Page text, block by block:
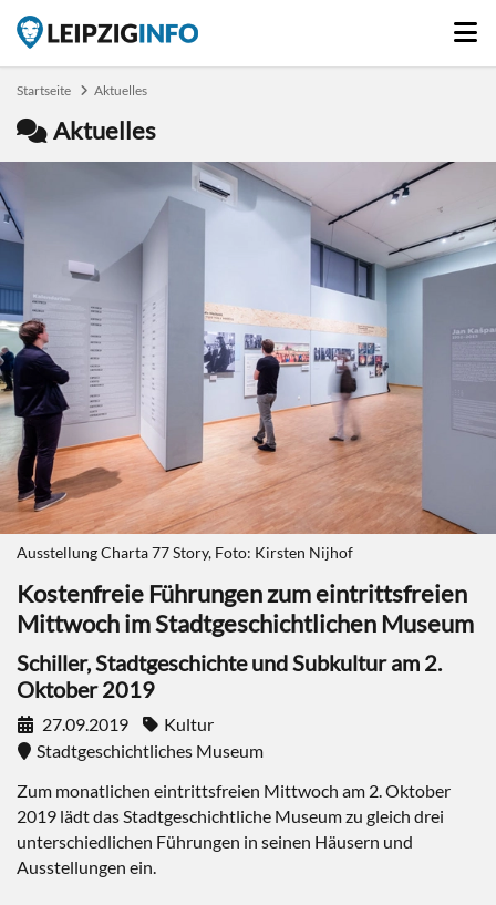
Startseite Aktuelles
Aktuelles
Ausstellung Charta 77 Story, Foto: Kirsten Nijhof
Kostenfreie Führungen zum eintrittsfreien
Mittwoch im Stadtgeschichtlichen Museum
Schiller, Stadtgeschichte und Subkultur am 2.
Oktober 2019
27.09.2019
Kultur
Stadtgeschichtliches Museum
Zum monatlichen eintrittsfreien Mittwoch am 2. Oktober
2019 lädt das Stadtgeschichtliche Museum zu gleich drei
unterschiedlichen Führungen in seinen Häusern und
Ausstellungen ein.